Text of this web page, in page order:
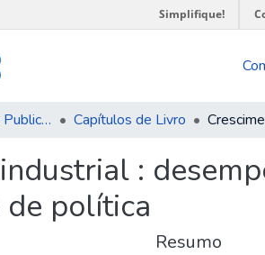
Simplifique!
Navegar por Tipo de Publicação Capítulos de Livro
:
política
Resumo